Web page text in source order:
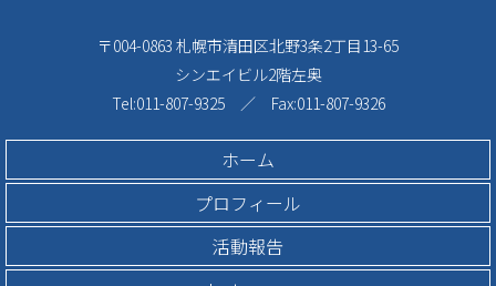
〒004-0863 札幌市清田区北野3条2丁目13-65
シンエイビル2階左奥
Tel:011-807-9325 ／ Fax:011-807-9326
ホーム
プロフィール
活動報告